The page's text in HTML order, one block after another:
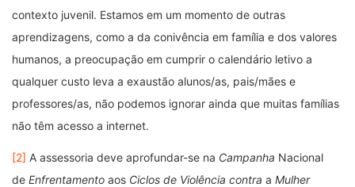
contexto juvenil. Estamos em um momento de outras
aprendizagens, como a da conivência em família e dos valores
humanos, a preocupação em cumprir o calendário letivo a
qualquer custo leva a exaustão alunos/as, pais/mães e
professores/as, não podemos ignorar ainda que muitas famílias
não têm acesso a internet.
[2] A assessoria deve aprofundar-se na Campanha Nacional
de Enfrentamento aos Ciclos de Violência contra a Mulher